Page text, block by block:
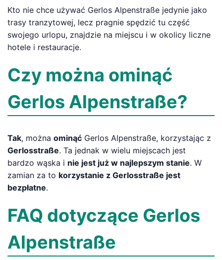
Kto nie chce używać Gerlos Alpenstraße jedynie jako
trasy tranzytowej, lecz pragnie spędzić tu część
swojego urlopu, znajdzie na miejscu i w okolicy liczne
hotele i restauracje.
Czy można ominąć
Gerlos Alpenstraße?
Tak, można ominąć Gerlos Alpenstraße, korzystając z
Gerlosstraße. Ta jednak w wielu miejscach jest
bardzo wąska i nie jest już w najlepszym stanie. W
zamian za to korzystanie z Gerlosstraße jest
bezpłatne.
FAQ dotyczące Gerlos
Alpenstraße